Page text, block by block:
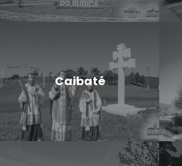
Caibaté